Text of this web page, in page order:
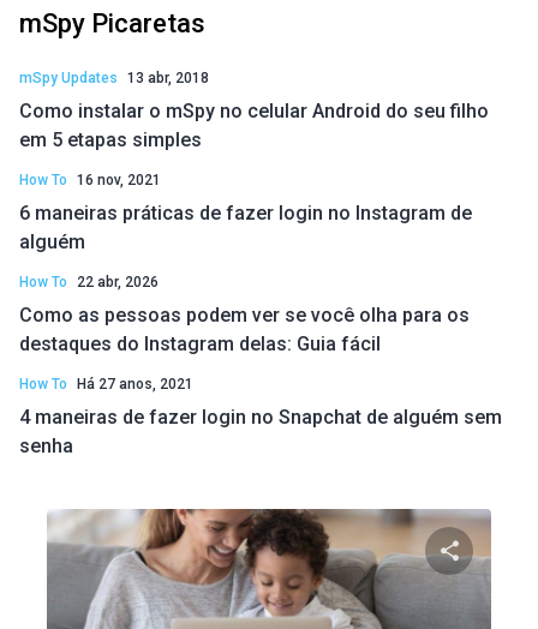
mSpy Picaretas
mSpy Updates 13 abr, 2018
Como instalar o mSpy no celular Android do seu filho
em 5 etapas simples
How To 16 nov, 2021
6 maneiras práticas de fazer login no Instagram de
alguém
How To 22 abr, 2026
Como as pessoas podem ver se você olha para os
destaques do Instagram delas: Guia fácil
How To Há 27 anos, 2021
4 maneiras de fazer login no Snapchat de alguém sem
senha